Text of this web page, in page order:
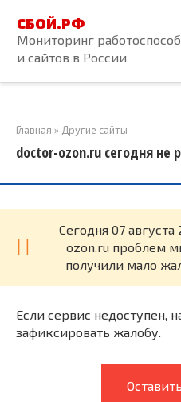
контенту
СБОЙ.РФ
Мониторинг
и сайтов в России
Главная » Другие сайты
doctor-ozon.ru сегодня не
Cегодня 07
ozon.ru проблем
получили мало
Если сервис недоступен,
зафиксировать жалобу.